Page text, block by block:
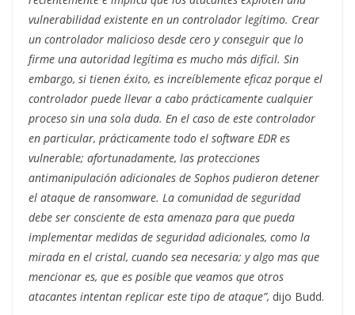
vulnerabilidad existente en un controlador legítimo. Crear
un controlador malicioso desde cero y conseguir que lo
firme una autoridad legítima es mucho más difícil. Sin
embargo, si tienen éxito, es increíblemente eficaz porque el
controlador puede llevar a cabo prácticamente cualquier
proceso sin una sola duda. En el caso de este controlador
en particular, prácticamente todo el software EDR es
vulnerable; afortunadamente, las protecciones
antimanipulación adicionales de Sophos pudieron detener
el ataque de ransomware. La comunidad de seguridad
debe ser consciente de esta amenaza para que pueda
implementar medidas de seguridad adicionales, como la
mirada en el cristal, cuando sea necesaria; y algo mas que
mencionar es, que es posible que veamos que otros
atacantes intentan replicar este tipo de ataque”, dijo Budd.